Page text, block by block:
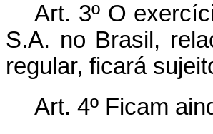
Art. 3º O
S.A. no Brasil,
regular, ficará
Art. 4º Ficam